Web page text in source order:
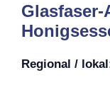
Regional /